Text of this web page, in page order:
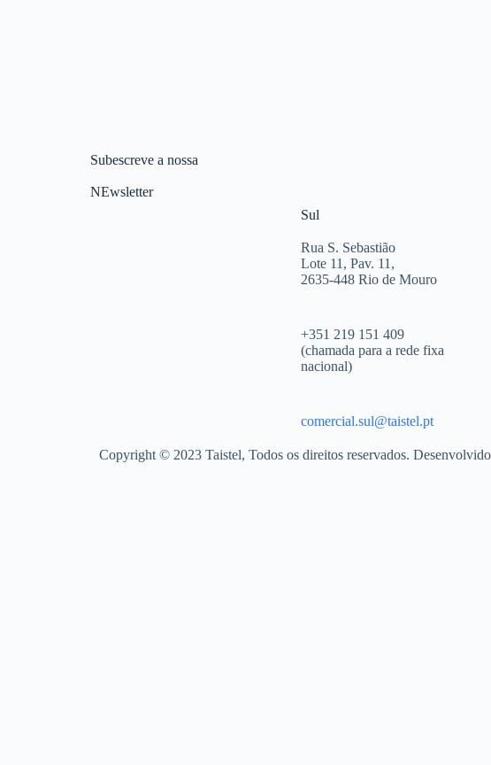
Subescreve a nossa
NEwsletter
Sul
Rua S. Sebastião
Lote 11, Pav. 11,
2635-448 Rio de Mouro
+351 219 151 409
(chamada para a rede fixa
nacional)
comercial.sul@taistel.pt
Copyright © 2023 Taistel, Todos os direitos reservados.